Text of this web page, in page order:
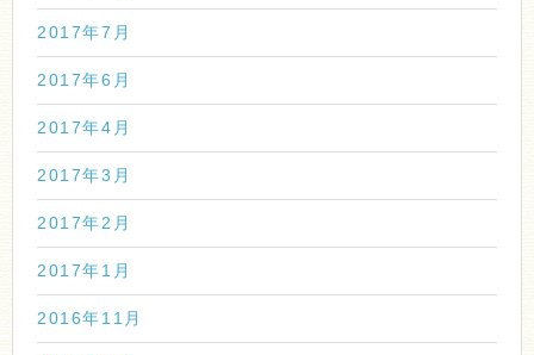
2017年7月
2017年6月
2017年4月
2017年3月
2017年2月
2017年1月
2016年11月